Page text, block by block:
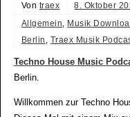
Von traex
8. Oktober
Allgemein, Musik
Berlin , Traex Musik
Techno House Music
Berlin.
Willkommen zur Techno